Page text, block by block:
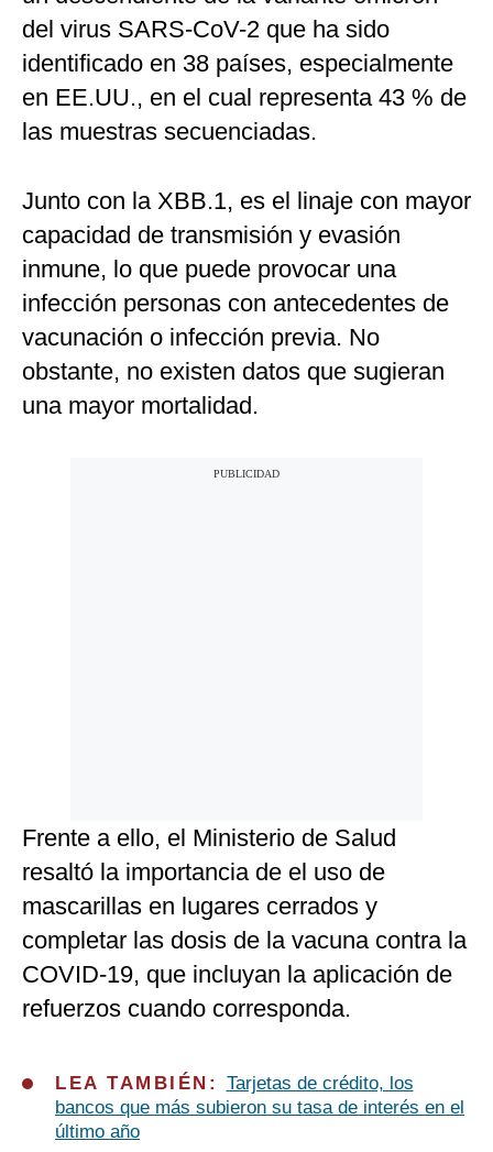
del virus SARS-CoV-2 que ha sido
identificado en 38 países, especialmente
en EE.UU., en el cual representa 43 % de
las muestras secuenciadas.
Junto con la XBB.1, es el linaje con mayor
capacidad de transmisión y evasión
inmune, lo que puede provocar una
infección personas con antecedentes de
vacunación o infección previa. No
obstante, no existen datos que sugieran
una mayor mortalidad.
Frente a ello, el Ministerio de Salud
resaltó la importancia de el uso de
mascarillas en lugares cerrados y
completar las dosis de la vacuna contra la
COVID-19, que incluyan la aplicación de
refuerzos cuando corresponda.
LEA TAMBIÉN: Tarjetas de crédito, los
bancos que más subieron su tasa de interés en el
último año